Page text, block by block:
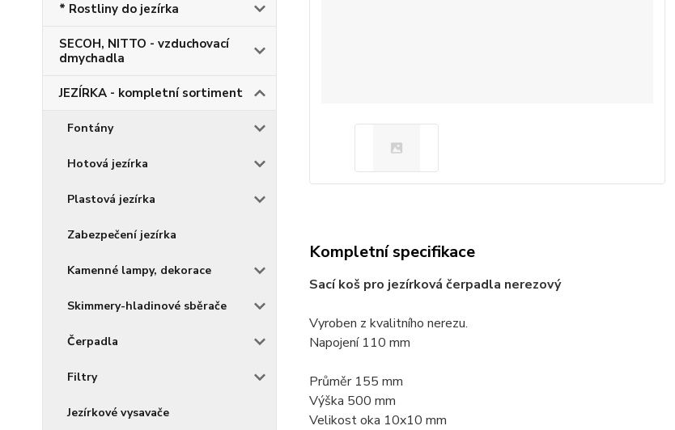
* Rostliny do jezírka
SECOH, NITTO - vzduchovací
dmychadla
JEZÍRKA - kompletní sortiment
Fontány
Hotová jezírka
Plastová jezírka
Zabezpečení jezírka
Kamenné lampy, dekorace
Skimmery-hladinové sběrače
Čerpadla
Filtry
Jezírkové vysavače
Kompletní specifikace
Sací koš pro jezírková čerpadla nerezový
Vyroben z kvalitního nerezu.
Napojení 110 mm
Průměr 155 mm
Výška 500 mm
Velikost oka 10x10 mm